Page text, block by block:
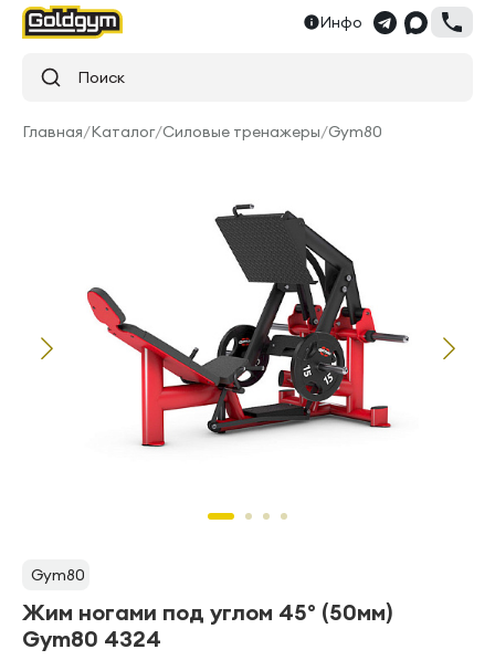
Инфо
Поиск
Главная/Каталог/Силовые тренажеры/Gym80
Gym80
Жим ногами под углом 45° (50мм)
Gym80 4324